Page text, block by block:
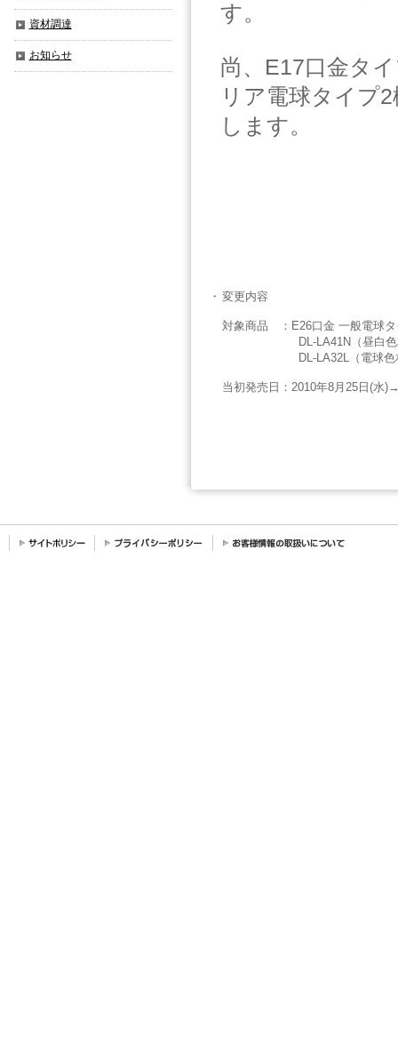
資材調達
お知らせ
す。
尚、E17口金タ
リア電球タイプ
します。
・ 変更内容
対象商品 ： E26口金 一般電球
DL-LA41N（昼白
DL-LA32L（電球色
当初発売日 ： 2010年8月25日(水